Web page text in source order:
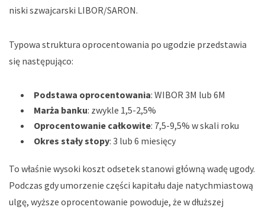
niski szwajcarski LIBOR/SARON.
Typowa struktura oprocentowania po ugodzie przedstawia
się następująco:
Podstawa oprocentowania: WIBOR 3M lub 6M
Marża banku: zwykle 1,5-2,5%
Oprocentowanie całkowite: 7,5-9,5% w skali roku
Okres stały stopy: 3 lub 6 miesięcy
To właśnie wysoki koszt odsetek stanowi główną wadę ugody.
Podczas gdy umorzenie części kapitału daje natychmiastową
ulgę, wyższe oprocentowanie powoduje, że w dłuższej